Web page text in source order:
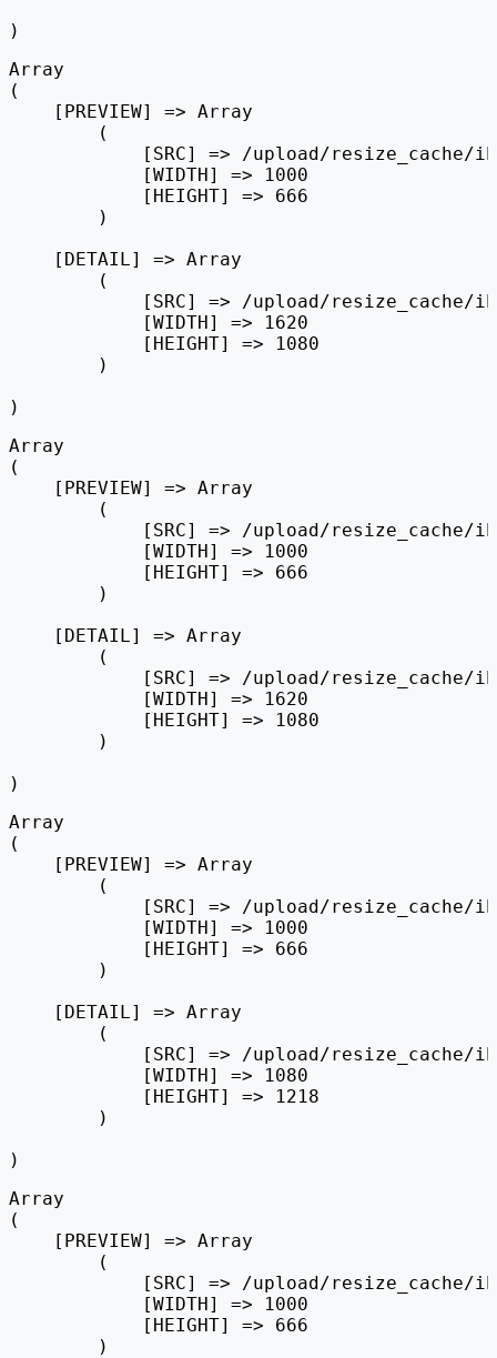
Array
(
    [PREVIEW] => Array
        (
[SRC] => /upload/resize_cache/
            [WIDTH] => 1000
            [HEIGHT] => 666
        )
    [DETAIL] => Array
        (
[SRC] => /upload/resize_cache/
            [WIDTH] => 1620
            [HEIGHT] => 1080
        )
Array
(
    [PREVIEW] => Array
        (
[SRC] => /upload/resize_cache/
            [WIDTH] => 1000
            [HEIGHT] => 666
        )
    [DETAIL] => Array
        (
[SRC] => /upload/resize_cache/
            [WIDTH] => 1620
            [HEIGHT] => 1080
        )
Array
(
    [PREVIEW] => Array
        (
[SRC] => /upload/resize_cache/
            [WIDTH] => 1000
            [HEIGHT] => 666
        )
    [DETAIL] => Array
        (
[SRC] => /upload/resize_cache/
            [WIDTH] => 1080
            [HEIGHT] => 1218
        )
Array
(
    [PREVIEW] => Array
        (
[SRC] => /upload/resize_cache/
            [WIDTH] => 1000
            [HEIGHT] => 666
        )